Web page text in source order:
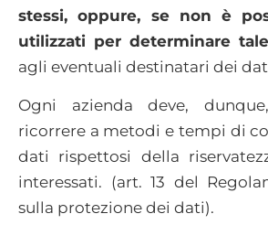
stessi, oppure, se non è
utilizzati per determinare
agli eventuali destinatari dei
Ogni azienda deve,
ricorrere a metodi e tempi di
dati rispettosi della
interessati. (art. 13 del
sulla protezione dei dati).